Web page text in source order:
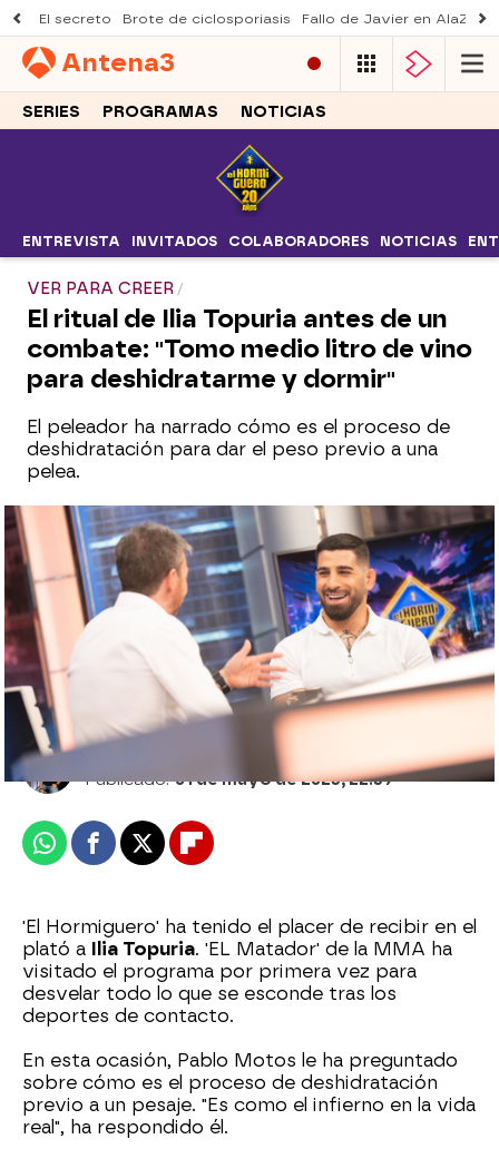
El secreto Brote de ciclosporiasis Fallo de Javier en AlaZ
Antena3
SERIES PROGRAMAS NOTICIAS
ENTREVISTA INVITADOS COLABORADORES NOTICIAS
VER PARA CREER
El ritual de Ilia Topuria antes de un
combate: "Tomo medio litro de vino
para deshidratarme y dormir"
El peleador ha narrado cómo es el proceso de
deshidratación para dar el peso previo a una
pelea.
Ilia Topuria desvela qué siente al pelear:
"Acepto la sensación de miedo y no dejo
que se apodere de mi"
Roberto Fernández Ferreira
Publicado:01 de mayo de 2023, 22:39
WhatsappFacebook
X Flipboard
'El Hormiguero' ha tenido el placer de recibir en el
plató a
Ilia Topuria. 'EL Matador' de la MMA ha
visitado el programa por primera vez para
desvelar todo lo que se esconde tras los
deportes de contacto.
En esta ocasión, Pablo Motos le ha preguntado
sobre cómo es el proceso de deshidratación
previo a un pesaje. "Es como el infierno en la vida
real", ha respondido él.